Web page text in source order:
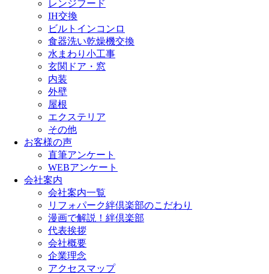
レンジフード
IH交換
ビルトインコンロ
食器洗い乾燥機交換
水まわり小工事
玄関ドア・窓
内装
外壁
屋根
エクステリア
その他
お客様の声
直筆アンケート
WEBアンケート
会社案内
会社案内一覧
リフォパーク絆倶楽部のこだわり
漫画で解説！絆倶楽部
代表挨拶
会社概要
企業理念
アクセスマップ